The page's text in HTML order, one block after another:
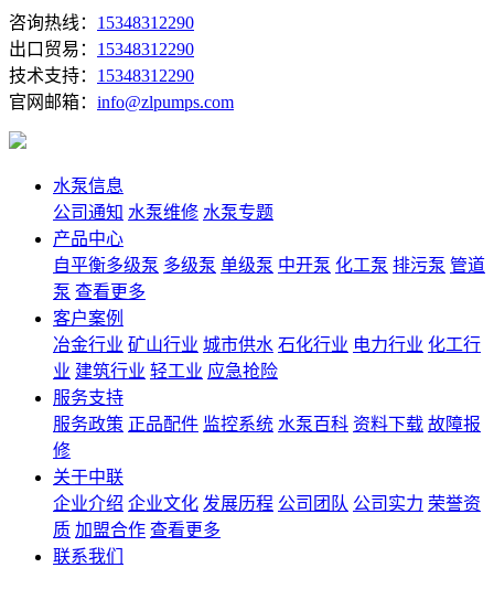
咨询热线： 15348312290
出口贸易： 15348312290
技术支持： 15348312290
官网邮箱： info@zlpumps.com
水泵信息
公司通知 水泵维修 水泵专题
产品中心
自平衡多级泵 多级泵 单级泵 中开泵 化工泵 排污泵 管道
泵 查看更多
客户案例
冶金行业 矿山行业 城市供水 石化行业 电力行业 化工行
业 建筑行业 轻工业 应急抢险
服务支持
服务政策 正品配件 监控系统 水泵百科 资料下载 故障报
修
关于中联
企业介绍 企业文化 发展历程 公司团队 公司实力 荣誉资
质 加盟合作 查看更多
联系我们